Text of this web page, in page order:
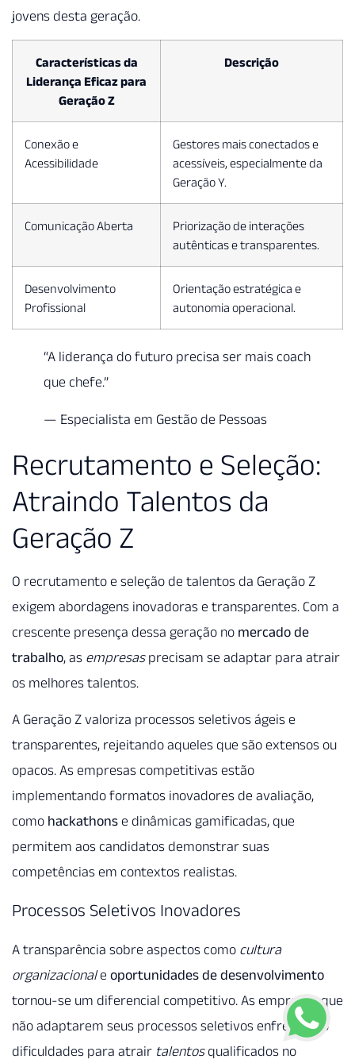
jovens desta geração.
Características da
Liderança Eficaz para
Geração Z
Descrição
Conexão e
Acessibilidade
Gestores mais conectados e
acessíveis, especialmente da
Geração Y.
Comunicação Aberta
Priorização de interações
autênticas e transparentes.
Desenvolvimento
Profissional
Orientação estratégica e
autonomia operacional.
“A liderança do futuro precisa ser mais coach
que chefe.”
— Especialista em Gestão de Pessoas
Recrutamento e Seleção:
Atraindo Talentos da
Geração Z
O recrutamento e seleção de talentos da Geração Z
exigem abordagens inovadoras e transparentes. Com a
crescente presença dessa geração no mercado de
trabalho, as empresasprecisam se adaptar para atrair
os melhores talentos.
A Geração Z valoriza processos seletivos ágeis e
transparentes, rejeitando aqueles que são extensos ou
opacos. As empresas competitivas estão
implementando formatos inovadores de avaliação,
como hackathons e dinâmicas gamificadas, que
permitem aos candidatos demonstrar suas
competências em contextos realistas.
Processos Seletivos Inovadores
A transparência sobre aspectos como cultura
organizacionale oportunidades de desenvolvimento
tornou-se um diferencial competitivo. As empresas que
não adaptarem seus processos seletivos enfrentarão
dificuldades para atrair talentosqualificados no